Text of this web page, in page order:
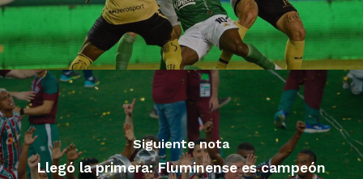
Siguiente nota
Llegó la primera: Fluminense es campeón